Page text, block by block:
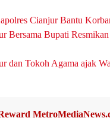
Cianjur Bantu
Bersama Bupati
dan Tokoh Agama ajak